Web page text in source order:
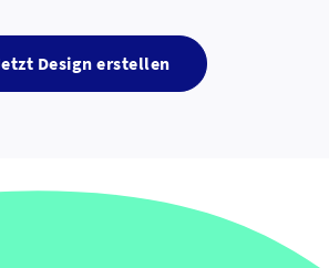
Jetzt Design erstellen